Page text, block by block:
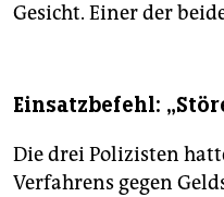
Gesicht. Einer der
Einsatzbefehl:
Die drei Polizisten
Verfahrens gegen